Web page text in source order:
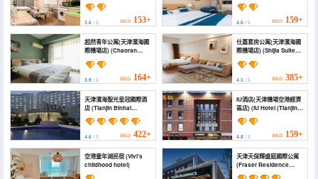
International Airport))
3.6 / 5 HKD 153+
Apartment (Tianjin
Airport Konggang))
4.6/ 5 HKD 159+
超然青年公寓(天津濱海國
際機場店) (Chaoran
(Tianjin Binhai
International Airport))
3.9 / 5 HKD 164+
仕嘉套房公寓(天津濱海國
際機場店) (Shijia Suites
Binhai International
4.5/ 5 HKD 385+
天津濱海聖光皇冠國際酒
店 (Tianjin Binhai
Shengguang Crown
International Hotel)
4.6 / 5 HKD 422+
IU酒店(天津機場空港經濟
區店) (IU Hotel (Tianjin
Airport Economic
Zone))
4.8/ 5 HKD 159+
空港童年湖民宿 (Vivi's
childhood hotel)
天津天保輝盛庭國際公寓
(Fraser Residence
Tianjin)